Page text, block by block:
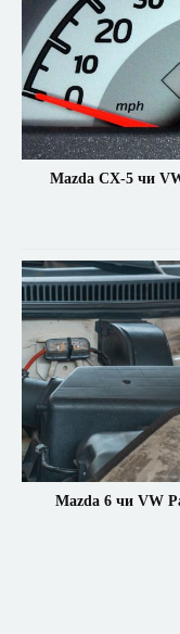
Mazda CX-5 чи
Mazda 6 чи VW